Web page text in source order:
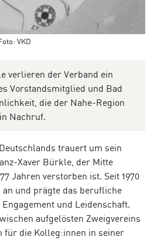
VKD
verlieren der Verband ein
Vorstandsmitglied und Bad
die der Nahe-Region
Nachruf.
trauert um sein
Xaver Bürkle, der Mitte
Jahren verstorben ist. Seit 1970
und prägte das berufliche
gement und Leidenschaft.
aufgelösten Zweigvereins
für die Kolleg:innen in seiner